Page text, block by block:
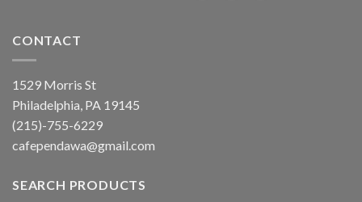
CONTACT
1529 Morris St
Philadelphia, PA 19145
(215)-755-6229
cafependawa@gmail.com
SEARCH PRODUCTS